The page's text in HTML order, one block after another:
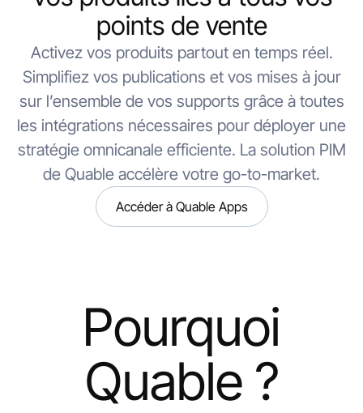
points de vente
Activez vos produits partout en temps réel.
Simplifiez vos publications et vos mises à jour
sur l’ensemble de vos supports grâce à toutes
les intégrations nécessaires pour déployer une
stratégie omnicanale efficiente. La solution PIM
de Quable accélère votre go-to-market.
Accéder à Quable Apps
Pourquoi
Quable ?